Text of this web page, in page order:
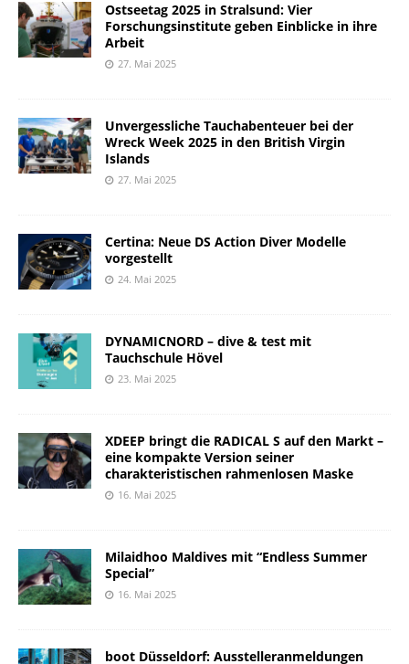
Ostseetag 2025 in Stralsund: Vier
Forschungsinstitute geben Einblicke in ihre
Arbeit
27. Mai 2025
Unvergessliche Tauchabenteuer bei der
Wreck Week 2025 in den British Virgin
Islands
27. Mai 2025
Certina: Neue DS Action Diver Modelle
vorgestellt
24. Mai 2025
DYNAMICNORD – dive & test mit
Tauchschule Hövel
23. Mai 2025
XDEEP bringt die RADICAL S auf den Markt –
eine kompakte Version seiner
charakteristischen rahmenlosen Maske
16. Mai 2025
Milaidhoo Maldives mit “Endless Summer
Special”
16. Mai 2025
boot Düsseldorf: Ausstelleranmeldungen